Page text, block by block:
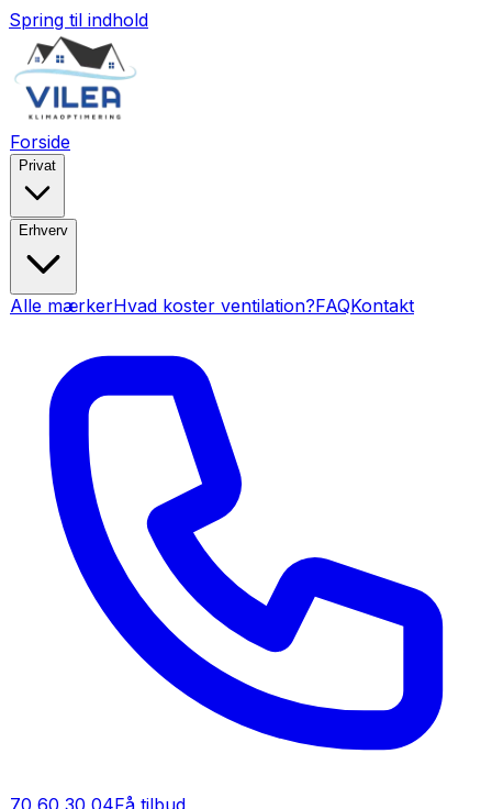
Spring til indhold
Forside
Privat
Erhverv
Alle mærkerHvad koster ventilation?FAQKontakt
70 60 30 04Få tilbud